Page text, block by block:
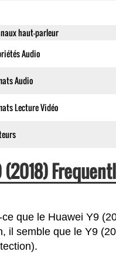
haut-parleur
Audio
Audio
Lecture Vidéo
(2018)
ce que le Huawei Y9
il semble que le Y9